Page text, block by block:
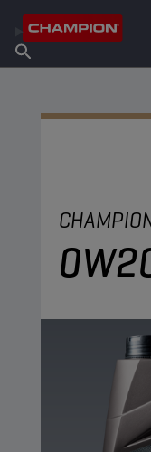
Информация о
Найти точку продаж